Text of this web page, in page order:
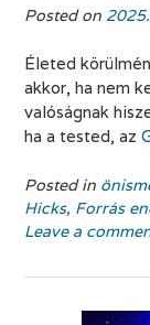
Posted on
Életed
akkor, ha nem
valóságnak
ha a tested, az
Posted in
Hicks, Forrás
Leave a